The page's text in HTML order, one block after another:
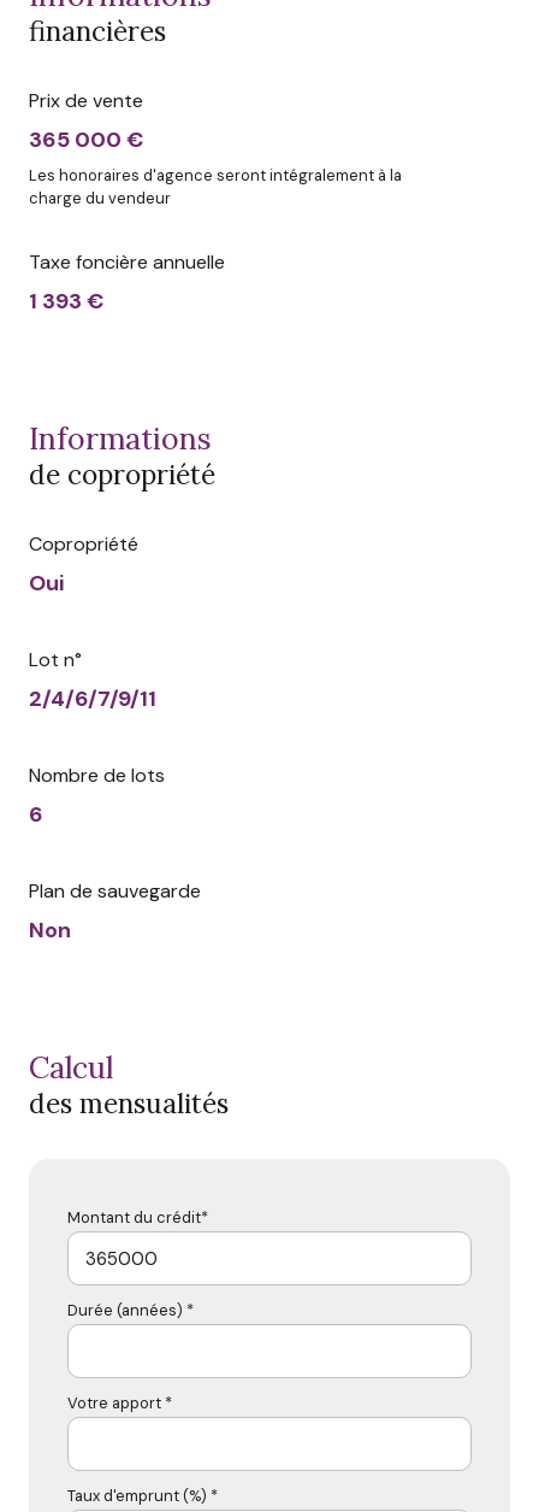
financières
Prix de vente
365 000 €
Les honoraires d'agence seront intégralement à la
charge du vendeur
Taxe foncière annuelle
1 393 €
informations
de copropriété
Copropriété
Oui
Lot n°
2/4/6/7/9/11
Nombre de lots
6
Plan de sauvegarde
Non
calcul
des mensualités
Montant du crédit*
Durée (années) *
Votre apport *
Taux d'emprunt (%) *